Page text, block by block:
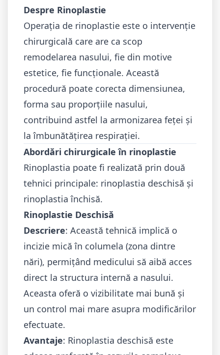
Despre Rinoplastie
Operația de rinoplastie este o intervenție
chirurgicală care are ca scop
remodelarea nasului, fie din motive
estetice, fie funcționale. Această
procedură poate corecta dimensiunea,
forma sau proporțiile nasului,
contribuind astfel la armonizarea feței și
la îmbunătățirea respirației.
Abordări chirurgicale în rinoplastie
Rinoplastia poate fi realizată prin două
tehnici principale: rinoplastia deschisă și
rinoplastia închisă.
Rinoplastie Deschisă
Descriere: Această tehnică implică o
incizie mică în columela (zona dintre
nări), permițând medicului să aibă acces
direct la structura internă a nasului.
Aceasta oferă o vizibilitate mai bună și
un control mai mare asupra modificărilor
efectuate.
Avantaje: Rinoplastia deschisă este